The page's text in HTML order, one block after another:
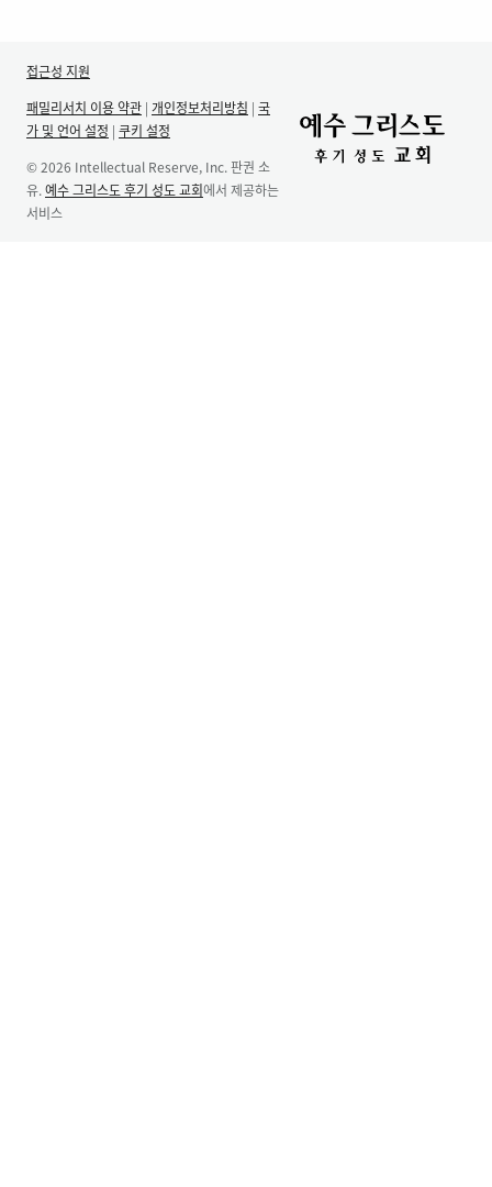
접근성 지원
패밀리서치 이용 약관 | 개인정보처리방침 | 국
가 및 언어 설정 | 쿠키 설정
© 2026 Intellectual Reserve, Inc. 판권 소
유. 예수 그리스도 후기 성도 교회에서 제공하는
서비스